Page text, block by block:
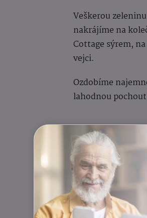
Veškerou
nakrájíme na
Cottage sýrem,
vejci.
Ozdobíme
lahodnou
Autor: redakce